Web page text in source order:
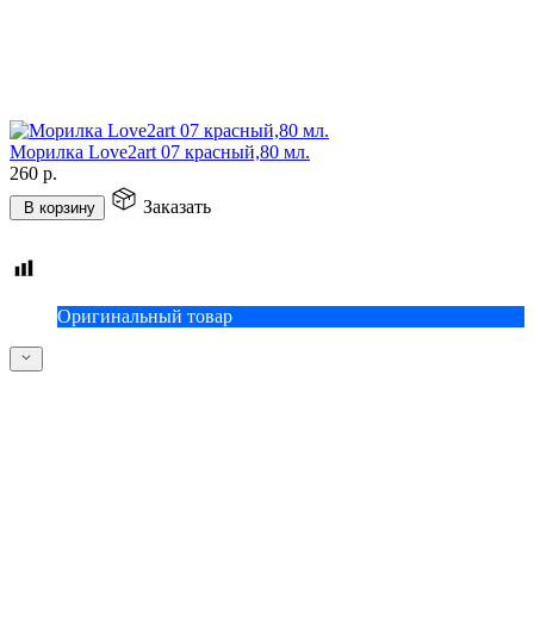
Морилка Love2art 07 красный,80 мл.
260 р.
В корзину Заказать
Оригинальный товар